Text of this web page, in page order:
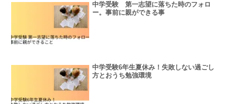
中学受験 第一志望に落ちた時のフォロ
ー。事前に親ができる事
中学受験6年生夏休み！失敗しない過ごし
方とおうち勉強環境